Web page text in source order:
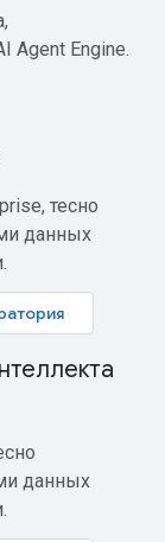
Agent Engine.
тесно
данных
данных